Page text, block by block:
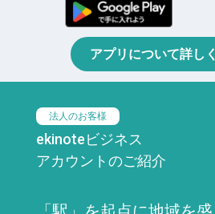
アプリについて詳し
法人のお客様
ekinoteビジネス
アカウントのご紹介